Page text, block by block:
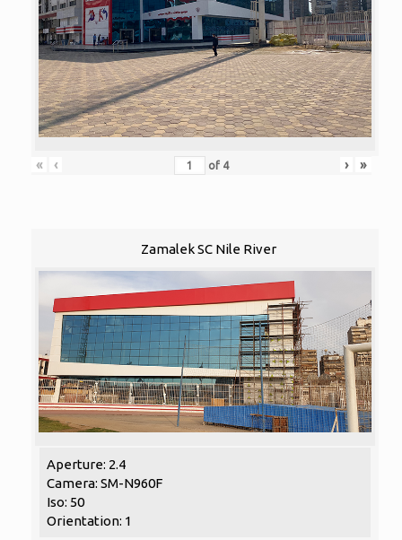
« ‹ of 4 › »
Zamalek SC Nile River
Aperture: 2.4
Camera: SM-N960F
Iso: 50
Orientation: 1